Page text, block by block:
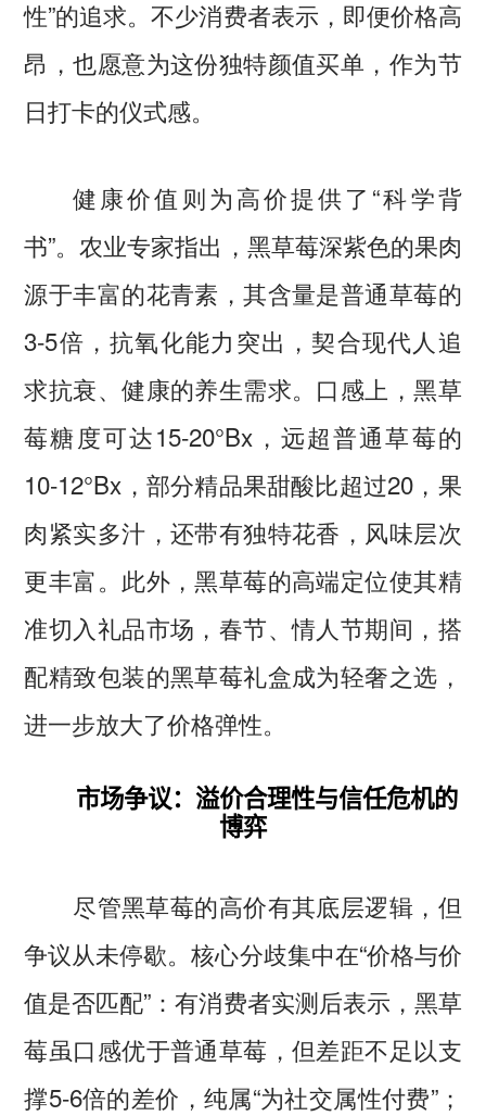
性”的追求。不少消费者表示，即便价格高
昂，也愿意为这份独特颜值买单，作为节
日打卡的仪式感。
健康价值则为高价提供了“科学背
书”。农业专家指出，黑草莓深紫色的果肉
源于丰富的花青素，其含量是普通草莓的
3-5倍，抗氧化能力突出，契合现代人追
求抗衰、健康的养生需求。口感上，黑草
莓糖度可达15-20°Bx，远超普通草莓的
10-12°Bx，部分精品果甜酸比超过20，果
肉紧实多汁，还带有独特花香，风味层次
更丰富。此外，黑草莓的高端定位使其精
准切入礼品市场，春节、情人节期间，搭
配精致包装的黑草莓礼盒成为轻奢之选，
进一步放大了价格弹性。
市场争议：溢价合理性与信任危机的
博弈
尽管黑草莓的高价有其底层逻辑，但
争议从未停歇。核心分歧集中在“价格与价
值是否匹配”：有消费者实测后表示，黑草
莓虽口感优于普通草莓，但差距不足以支
撑5-6倍的差价，纯属“为社交属性付费”；